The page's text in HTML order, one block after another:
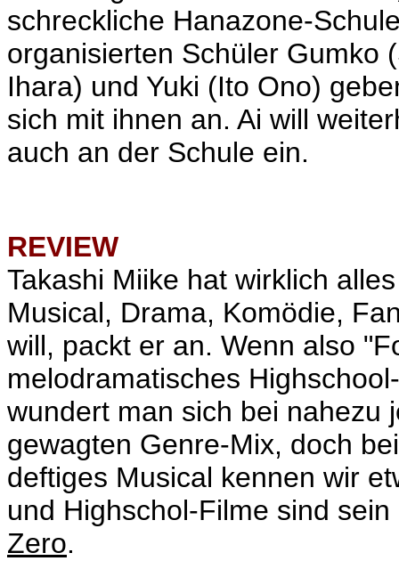
schreckliche Hanazone-
organisierten Schüler Gumko
Ihara) und Yuki (Ito Ono)
sich mit ihnen an. Ai will
auch an der Schule ein.
REVIEW
Takashi Miike hat wirklich
Musical, Drama, Komödie,
will, packt er an. Wenn also
melodramatisches
wundert man sich bei nahezu
gewagten Genre-Mix, doch
deftiges Musical kennen wir
und Highschol-Filme sind
Zero.